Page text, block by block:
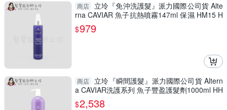
商店
立坽『免沖洗護髮』派力國際公司貨 Alte
rna CAVIAR 魚子抗熱噴霧147ml 保濕 HM15 H
M01
$979
商店
立坽『瞬間護髮』派力國際公司貨 Altern
a CAVIAR洗護系列 魚子豐盈護髮劑1000ml HH
03
$2,538